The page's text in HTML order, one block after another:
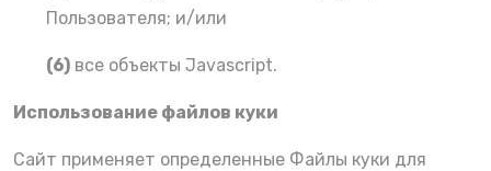
Пользователя; и/или
(6) все объекты Javascript.
Использование файлов куки
Сайт применяет определенные Файлы куки для